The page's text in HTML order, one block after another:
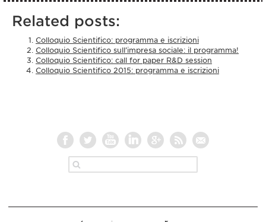
Related posts:
Colloquio Scientifico: programma e iscrizioni
Colloquio Scientifico sull’impresa sociale: il programma!
Colloquio Scientifico: call for paper R&D session
Colloquio Scientifico 2015: programma e iscrizioni